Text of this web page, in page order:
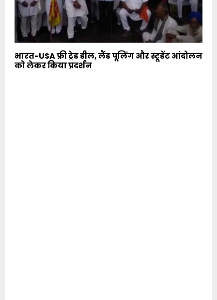
भारत-USA फ्री ट्रेड डील, लैंड पूलिंग और स्टूडेंट आंदोलन
को लेकर किया प्रदर्शन